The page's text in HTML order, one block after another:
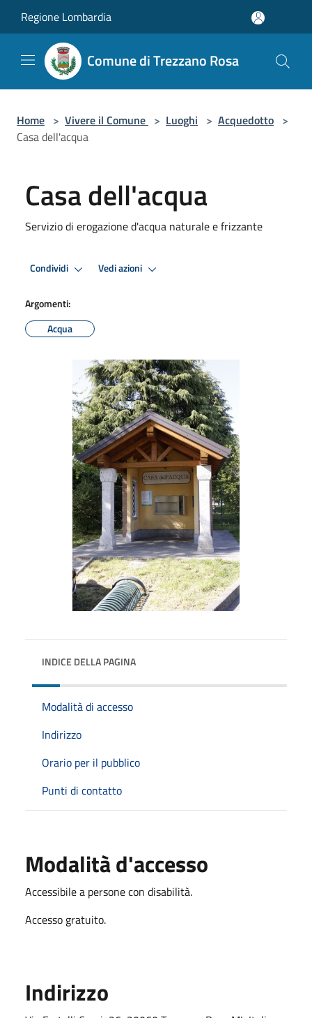
Regione Lombardia
Comune di Trezzano Rosa
Home > Vivere il Comune > Luoghi > Acquedotto >
Casa dell'acqua
Casa dell'acqua
Servizio di erogazione d'acqua naturale e frizzante
Condividi Vedi azioni
Argomenti:
Acqua
INDICE DELLA PAGINA
Modalità di accesso
Indirizzo
Orario per il pubblico
Punti di contatto
Modalità d'accesso
Accessibile a persone con disabilità.
Accesso gratuito.
Indirizzo